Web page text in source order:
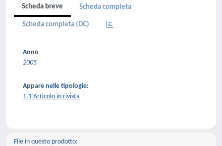
Scheda breve Scheda completa
Scheda completa (DC)
Anno
2005
Appare nelle tipologie:
1.1 Articolo in rivista
File in questo prodotto: